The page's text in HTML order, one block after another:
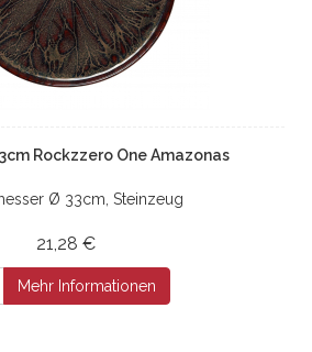
Rockzzero One Amazonas
Ø 33cm, Steinzeug
21,28 €
Mehr Informationen